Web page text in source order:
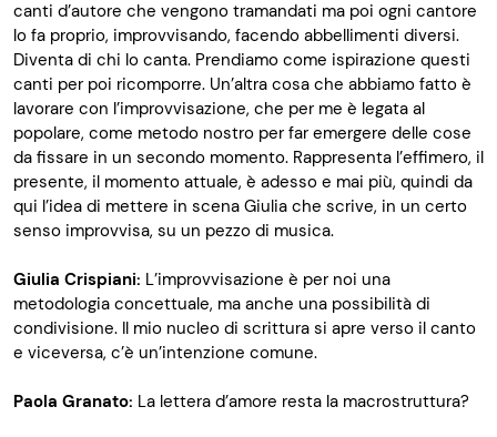
canti d’autore che vengono tramandati ma poi ogni cantore
lo fa proprio, improvvisando, facendo abbellimenti diversi.
Diventa di chi lo canta. Prendiamo come ispirazione questi
canti per poi ricomporre. Un’altra cosa che abbiamo fatto è
lavorare con l’improvvisazione, che per me è legata al
popolare, come metodo nostro per far emergere delle cose
da fissare in un secondo momento. Rappresenta l’effimero, il
presente, il momento attuale, è adesso e mai più, quindi da
qui l’idea di mettere in scena Giulia che scrive, in un certo
senso improvvisa, su un pezzo di musica.
Giulia Crispiani: L’improvvisazione è per noi una
metodologia concettuale, ma anche una possibilità di
condivisione. Il mio nucleo di scrittura si apre verso il canto
e viceversa, c’è un’intenzione comune.
Paola Granato: La lettera d’amore resta la macrostruttura?